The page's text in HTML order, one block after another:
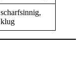
scharfsinnig,
klug